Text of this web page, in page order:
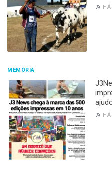
MEMÓRIA